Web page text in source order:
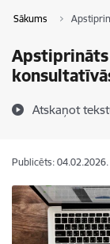
Sākums
Apstiprināts
Atskaņot
Publicēts: 04.02.2026.